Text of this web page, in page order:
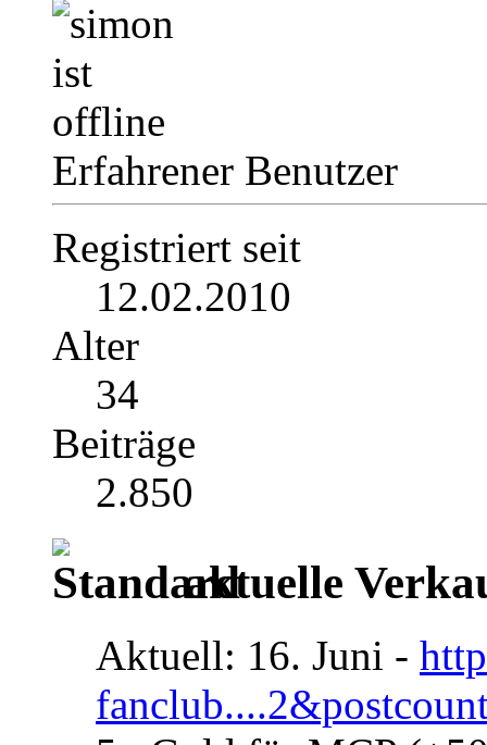
Erfahrener Benutzer
Registriert seit
12.02.2010
Alter
34
Beiträge
2.850
aktuelle
Aktuell: 16. Juni -